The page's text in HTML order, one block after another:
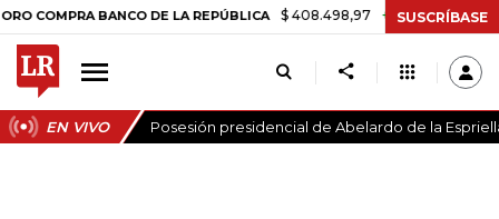
BANCO DE LA REPÚBLICA $ 408.498,97 +$ 8.753,81 +2,19%
SUSCRÍBASE
EN VIVO Posesión presidencial de Abelardo de la